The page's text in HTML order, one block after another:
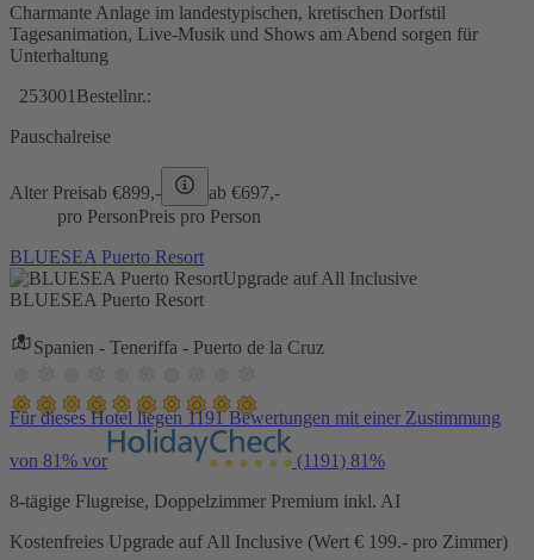
Charmante Anlage im landestypischen, kretischen Dorfstil
Tagesanimation, Live-Musik und Shows am Abend sorgen für
Unterhaltung
253001 Bestellnr.:
Pauschalreise
Alter Preisab €899,- ab €697,-
pro PersonPreis pro Person
BLUESEA Puerto Resort
Upgrade auf All Inclusive
BLUESEA Puerto Resort
Spanien - Teneriffa - Puerto de la Cruz
Für dieses Hotel liegen 1191 Bewertungen mit einer Zustimmung
von 81% vor (1191) 81%
8-tägige Flugreise, Doppelzimmer Premium inkl. AI
Kostenfreies Upgrade auf All Inclusive (Wert € 199.- pro Zimmer)